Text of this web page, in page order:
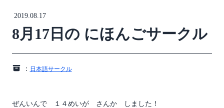
2019.08.17
8月17日の にほんごサークル
： 日本語サークル
ぜんいんで １４めいが さんか しました！